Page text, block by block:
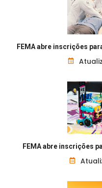
FEMA abre inscrições
FEMA abre inscrições